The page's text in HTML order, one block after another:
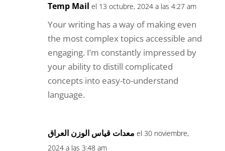
Temp Mail el 13 octubre, 2024 a las 4:27 am
Your writing has a way of making even
the most complex topics accessible and
engaging. I’m constantly impressed by
your ability to distill complicated
concepts into easy-to-understand
language.
معدات قياس الوزن العراق el 30 noviembre,
2024 a las 3:48 am